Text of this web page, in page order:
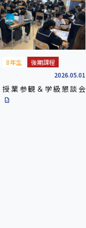
8年生
後期課程
2026.05.01
業参観＆学級懇談会
description